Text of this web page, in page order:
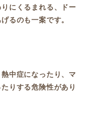
にくるまれる、ドー
るのも一案です。
中症になったり、マ
りする危険性があり